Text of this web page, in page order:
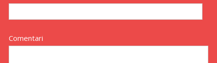
Comentari